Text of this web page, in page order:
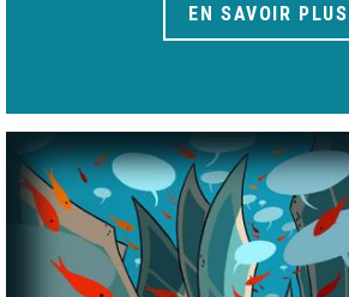
EN SAVOIR PLUS